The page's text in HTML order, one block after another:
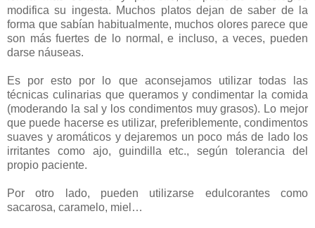
modifica su ingesta. Muchos platos dejan de saber de la
forma que sabían habitualmente, muchos olores parece que
son más fuertes de lo normal, e incluso, a veces, pueden
darse náuseas.
Es por esto por lo que aconsejamos utilizar todas las
técnicas culinarias que queramos y condimentar la comida
(moderando la sal y los condimentos muy grasos). Lo mejor
que puede hacerse es utilizar, preferiblemente, condimentos
suaves y aromáticos y dejaremos un poco más de lado los
irritantes como ajo, guindilla etc., según tolerancia del
propio paciente.
Por otro lado, pueden utilizarse edulcorantes como
sacarosa, caramelo, miel…